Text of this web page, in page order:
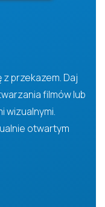
przekazem. Daj
filmów lub
wizualnymi.
otwartym